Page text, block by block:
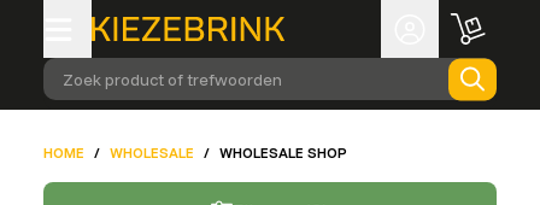
Zoek product of trefwoorden
HOME / WHOLESALE / WHOLESALE SHOP